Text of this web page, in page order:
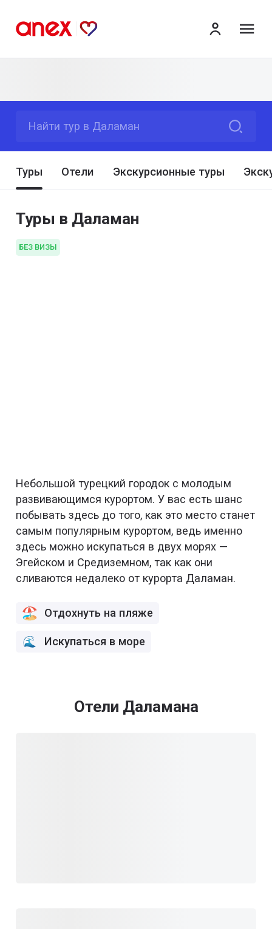
Найти тур в Даламан
Туры Отели Экскурсионные туры
Туры в Даламан
БЕЗ ВИЗЫ
Небольшой турецкий городок с молодым
развивающимся курортом. У вас есть шанс
побывать здесь до того, как это место станет
самым популярным курортом, ведь именно
здесь можно искупаться в двух морях —
Эгейском и Средиземном, так как они
сливаются недалеко от курорта Даламан.
Отдохнуть на пляже
Искупаться в море
Отели Даламана